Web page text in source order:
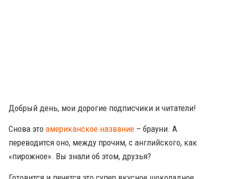
Добрый день, мои дорогие подписчики и читатели!
Снова это американское название – брауни. А
переводится оно, между прочим, с английского, как
«пирожное». Вы знали об этом, друзья?